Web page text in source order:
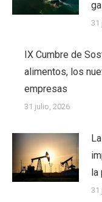
31
IX Cumbre de
alimentos, los
empresas
31 julio, 2026
la
31